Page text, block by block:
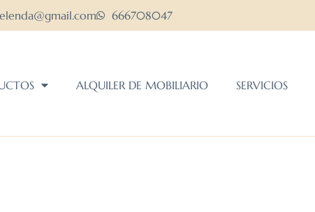
666708047
ALQUILER DE MOBILIARIO SERVICIOS